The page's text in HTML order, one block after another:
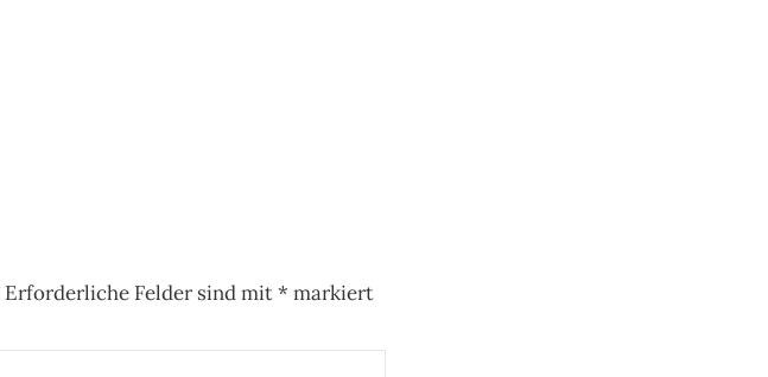
Erforderliche Felder sind mit* markiert